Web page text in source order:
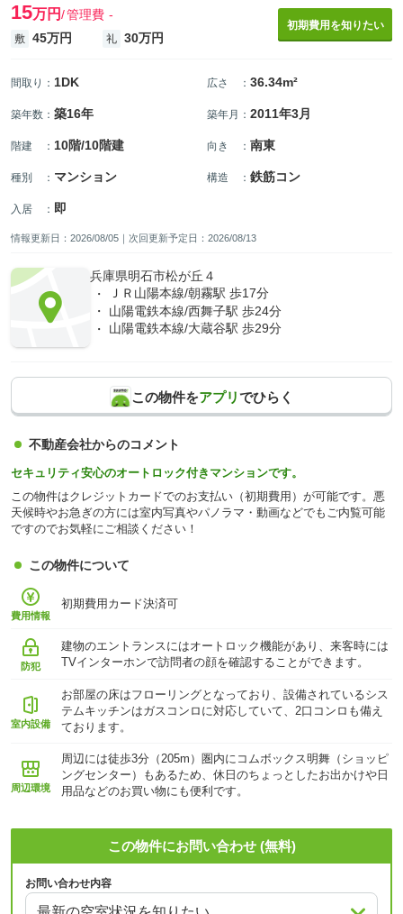
15万円 管理費 -
敷 45万円 礼 30万円
初期費用を知りたい
間取り ： 1DK 広さ ： 36.34m²
築年数 ： 築16年 築年月 ： 2011年3月
階建 ： 10階/10階建 向き ： 南東
種別 ： マンション 構造 ： 鉄筋コン
入居 ： 即
情報更新日：2026/08/05｜次回更新予定日：2026/08/13
兵庫県明石市松が丘４
ＪＲ山陽本線/朝霧駅 歩17分
山陽電鉄本線/西舞子駅 歩24分
山陽電鉄本線/大蔵谷駅 歩29分
この物件をアプリでひらく
不動産会社からのコメント
セキュリティ安心のオートロック付きマンションです。
この物件はクレジットカードでのお支払い（初期費用）が可能です。悪
天候時やお急ぎの方には室内写真やパノラマ・動画などでもご内覧可能
ですのでお気軽にご相談ください！
この物件について
費用情報
初期費用カード決済可
防犯
建物のエントランスにはオートロック機能があり、来客時には
TVインターホンで訪問者の顔を確認することができます。
室内設備
お部屋の床はフローリングとなっており、設備されているシス
テムキッチンはガスコンロに対応していて、2口コンロも備え
ております。
周辺環境
周辺には徒歩3分（205m）圏内にコムボックス明舞（ショッピ
ングセンター）もあるため、休日のちょっとしたお出かけや日
用品などのお買い物にも便利です。
この物件にお問い合わせ (無料)
お問い合わせ内容